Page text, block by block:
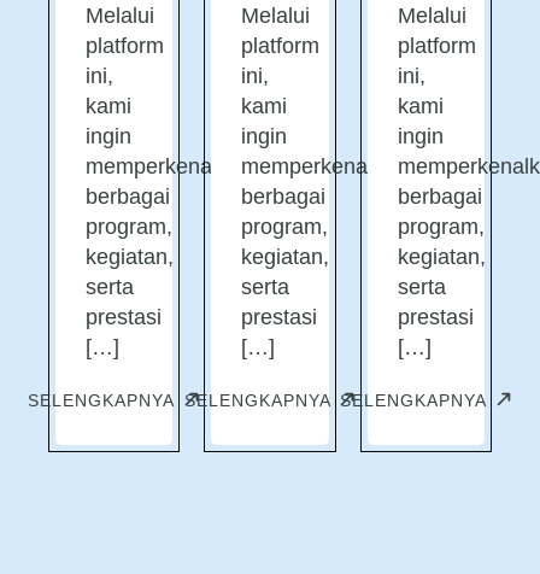
Melalui
platform
ini,
kami
ingin
memperkenalkan
berbagai
program,
kegiatan,
serta
prestasi
[…]
SELENGKAPNYA
Melalui
platform
ini,
kami
ingin
memperkenalkan
berbagai
program,
kegiatan,
serta
prestasi
[…]
SELENGKAPNYA
Melalui
platform
ini,
kami
ingin
berbagai
program,
kegiatan,
serta
prestasi
[…]
SELENGKAPNYA